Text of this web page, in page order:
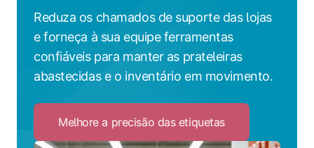
Reduza os chamados de suporte das lojas
e forneça à sua equipe ferramentas
confiáveis para manter as prateleiras
abastecidas e o inventário em movimento.
Melhore a precisão das etiquetasClick
to